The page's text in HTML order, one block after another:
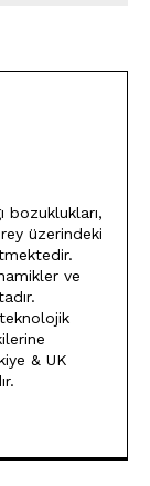
bozuklukları,
üzerindeki
ve
& UK